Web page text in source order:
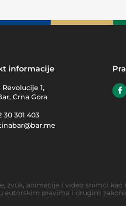
informacije
1,
Crna Gora
30 301 403
zvuk, animacije i video snimci
autorskim pravima i drugim